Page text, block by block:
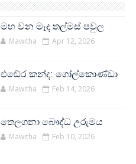
මහ වන මැද තල්මස් පවුල
Mawitha Apr 12, 2026
එඬේර කන්ද: ගෝල්කොණ්ඩා
Mawitha Feb 14, 2026
තෙලගනා බෞද්ධ උරුමය
Mawitha Feb 10, 2026